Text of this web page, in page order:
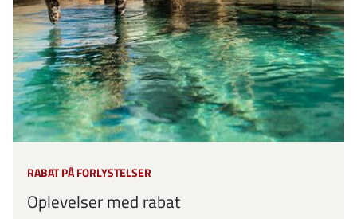
RABAT PÅ FORLYSTELSER
Oplevelser med rabat